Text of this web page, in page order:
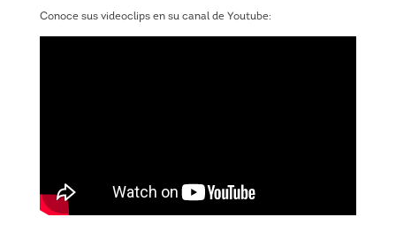
Conoce sus videoclips en su canal de Youtube: